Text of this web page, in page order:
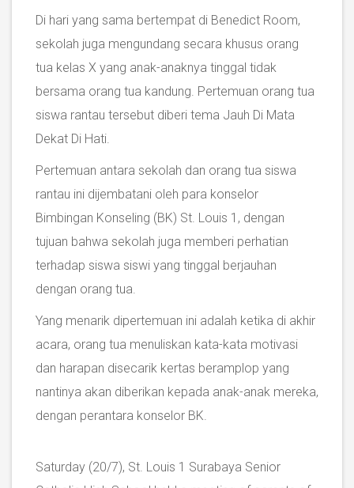
Di hari yang sama bertempat di Benedict Room,
sekolah juga mengundang secara khusus orang
tua kelas X yang anak-anaknya tinggal tidak
bersama orang tua kandung. Pertemuan orang tua
siswa rantau tersebut diberi tema Jauh Di Mata
Dekat Di Hati.
Pertemuan antara sekolah dan orang tua siswa
rantau ini dijembatani oleh para konselor
Bimbingan Konseling (BK) St. Louis 1, dengan
tujuan bahwa sekolah juga memberi perhatian
terhadap siswa siswi yang tinggal berjauhan
dengan orang tua.
Yang menarik dipertemuan ini adalah ketika di akhir
acara, orang tua menuliskan kata-kata motivasi
dan harapan disecarik kertas beramplop yang
nantinya akan diberikan kepada anak-anak mereka,
dengan perantara konselor BK.
Saturday (20/7), St. Louis 1 Surabaya Senior